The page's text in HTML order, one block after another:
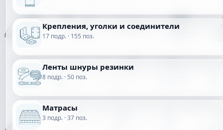
Крепления, уголки и соединители
17 подр. · 155 поз.
Ленты шнуры резинки
8 подр. · 50 поз.
Матрасы
3 подр. · 37 поз.